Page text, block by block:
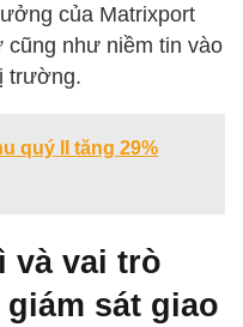
của Matrixport
cũng như niềm tin vào
trường.
quý II tăng 29%
và vai trò
sát giao